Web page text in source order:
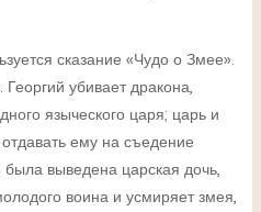
сказание «Чудо о Змее».
убивает дракона,
языческого царя; царь и
ему на съедение
выведена царская дочь,
воина и усмиряет змея,